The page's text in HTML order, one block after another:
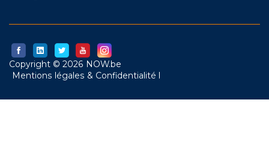
Copyright © 2026 NOW.be
Mentions légales & Confidentialité l